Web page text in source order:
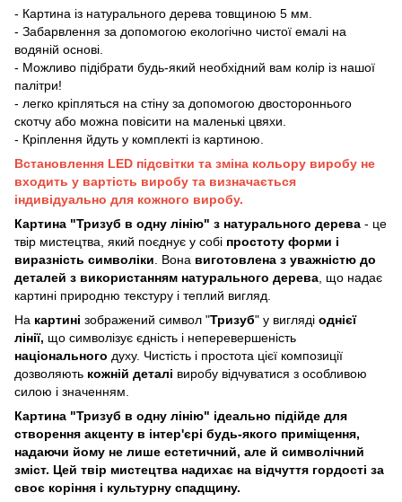
- Картина із натурального дерева товщиною 5 мм.
- Забарвлення за допомогою екологічно чистої емалі на
водяній основі.
- Можливо підібрати будь-який необхідний вам колір із нашої
палітри!
- легко кріпляться на стіну за допомогою двостороннього
скотчу або можна повісити на маленькі цвяхи.
- Кріплення йдуть у комплекті із картиною.
Встановлення LED підсвітки та зміна кольору виробу не
входить у вартість виробу та визначається
індивідуально для кожного виробу.
Картина "Тризуб в одну лінію" з натурального дерева - це
твір мистецтва, який поєднує у собі простоту форми і
виразність символіки . Вона виготовлена з уважністю до
деталей з використанням натурального дерева , що надає
картині природню текстуру і теплий вигляд.
На картині зображений символ "Тризуб" у вигляді однієї
лінії, що символізує єдність і неперевершеність
національного духу. Чистість і простота цієї композиції
дозволяють кожній деталі виробу відчуватися з особливою
силою і значенням.
Картина "Тризуб в одну лінію" ідеально підійде для
створення акценту в інтер'єрі будь-якого приміщення,
надаючи йому не лише естетичний, але й символічний
зміст. Цей твір мистецтва надихає на відчуття гордості за
своє коріння і культурну спадщину.